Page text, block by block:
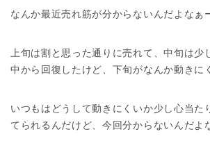
なんか最近売れ筋が分からないんだよなぁ
上旬は割と思った通りに売れて、中旬は少
中から回復したけど、下旬がなんか動きに
いつもはどうして動きにくいか少し心当た
てられるんだけど、今回分からないんだよ